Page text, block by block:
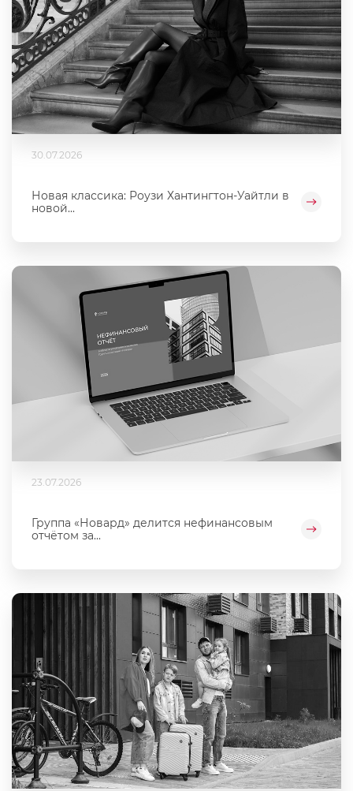
30.07.2026
Новая классика: Роузи Хантингтон-Уайтли в
новой...
23.07.2026
Группа «Новард» делится нефинансовым
отчётом за...